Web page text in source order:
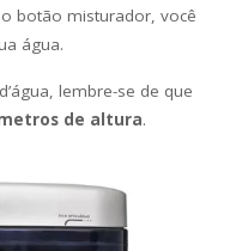
botão misturador, você
água.
lembre-se de que
de altura.